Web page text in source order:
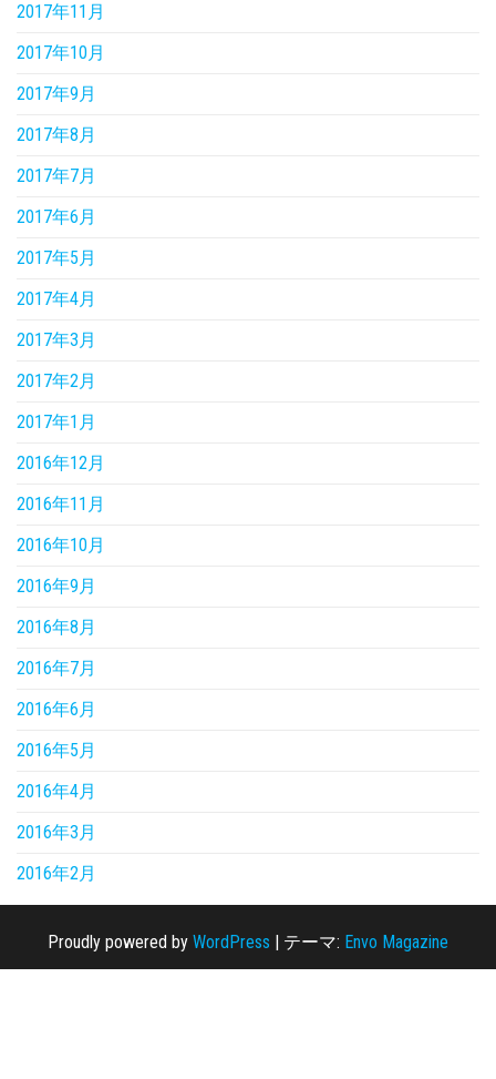
2017年11月
2017年10月
2017年9月
2017年8月
2017年7月
2017年6月
2017年5月
2017年4月
2017年3月
2017年2月
2017年1月
2016年12月
2016年11月
2016年10月
2016年9月
2016年8月
2016年7月
2016年6月
2016年5月
2016年4月
2016年3月
2016年2月
Proudly powered by WordPress | テーマ: Envo Magazine